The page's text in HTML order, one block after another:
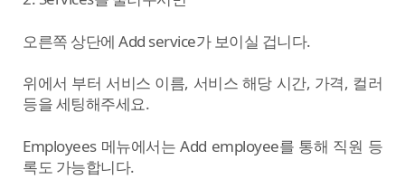
오른쪽 상단에 Add service가 보이실 겁니다.
위에서 부터 서비스 이름, 서비스 해당 시간, 가격, 컬러
등을 세팅해주세요.
​Employees 메뉴에서는 Add employee를 통해 직원 등
록도 가능합니다.